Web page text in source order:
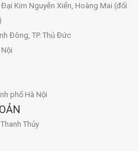
Kim Nguyễn Xiển, Hoàng Mai (đối
Đông, TP. Thủ Đức
phố Hà Nội
Thủy